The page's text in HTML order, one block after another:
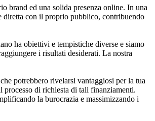
brand ed una solida presenza online. In una
diretta con il proprio pubblico, contribuendo
ha obiettivi e tempistiche diverse e siamo
i risultati desiderati. La nostra
potrebbero rivelarsi vantaggiosi per la tua
di richiesta di tali finanziamenti.
la burocrazia e massimizzando i